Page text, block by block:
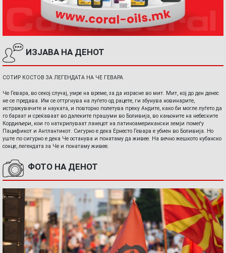
ИЗЈАВА НА ДЕНОТ
СОТИР КОСТОВ ЗА ЛЕГЕНДАТА НА ЧЕ ГЕВАРА
Че Гевара, во секој случај, умре на време, за да израсне во мит. Мит, кој до ден денес
не се предава. Им се оттргнува на луѓето од рацете, ги збунува новинарите,
истражувачите и науката, и повторно полетува преку Андите, како би могле луѓето да
го бараат и среќаваат во далеките прашуми во Боливија, во кањоните на небеските
Кордиљери, кои го наткрилуваат ланецот на латиноамерикански земји помеѓу
Пацификот и Антлантикот. Сигурно е дека Ернесто Гевара е убиен во Боливија. Но
уште по сигурно е дека Че останува и понатаму да живее. На вечно жешкото кубанско
сонце, легендата за Че и понатаму живее.
ФОТО НА ДЕНОТ